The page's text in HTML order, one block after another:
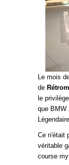
Le mois
de
le
que BMW
Ce n'était
véritable
course